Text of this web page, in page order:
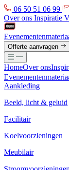
06 50 51 06 99
Over ons Inspiratie
Offerte aanvragen
HomeOver ons
Aankleding
Beeld, licht & geluid
Facilitair
Koelvoorzieningen
Meubilair